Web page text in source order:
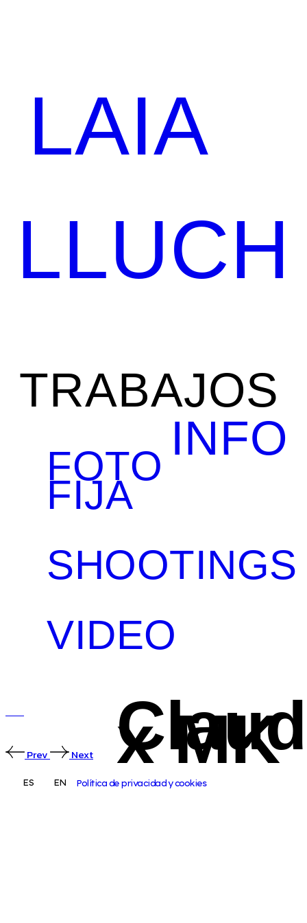
LAIA
LLUCH
TRABAJOS
FOTO
FIJA
SHOOTINGS
VIDEO
INFO
x MK
Prev Next
ES EN Política de privacidad y cookies